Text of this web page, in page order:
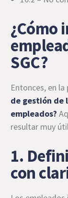
¿Cómo
SGC?
Entonces, en la
de gestión de
empleados?
resultar muy
1.
con